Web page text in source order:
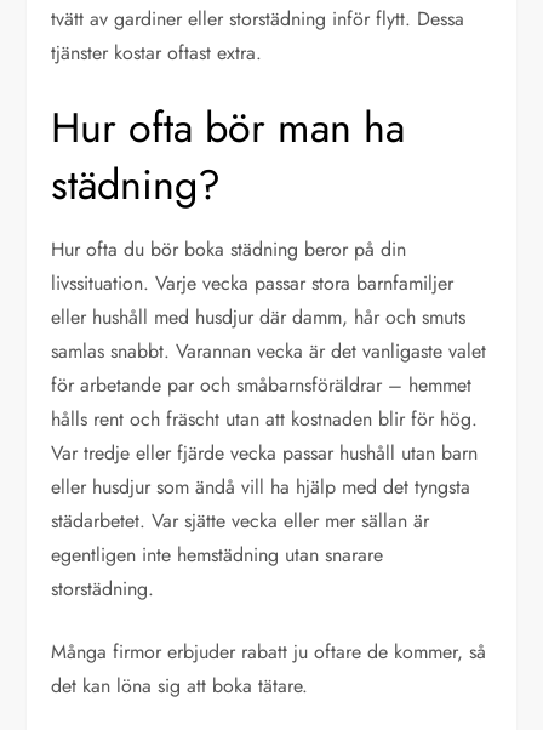
tvätt av gardiner eller storstädning inför flytt. Dessa
tjänster kostar oftast extra.
Hur ofta bör man ha
städning?
Hur ofta du bör boka städning beror på din
livssituation. Varje vecka passar stora barnfamiljer
eller hushåll med husdjur där damm, hår och smuts
samlas snabbt. Varannan vecka är det vanligaste valet
för arbetande par och småbarnsföräldrar – hemmet
hålls rent och fräscht utan att kostnaden blir för hög.
Var tredje eller fjärde vecka passar hushåll utan barn
eller husdjur som ändå vill ha hjälp med det tyngsta
städarbetet. Var sjätte vecka eller mer sällan är
egentligen inte hemstädning utan snarare
storstädning.
Många firmor erbjuder rabatt ju oftare de kommer, så
det kan löna sig att boka tätare.